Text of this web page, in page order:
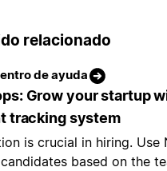
relacionado
de ayuda
Grow your startup
tracking system
is crucial in hiring.
based on the